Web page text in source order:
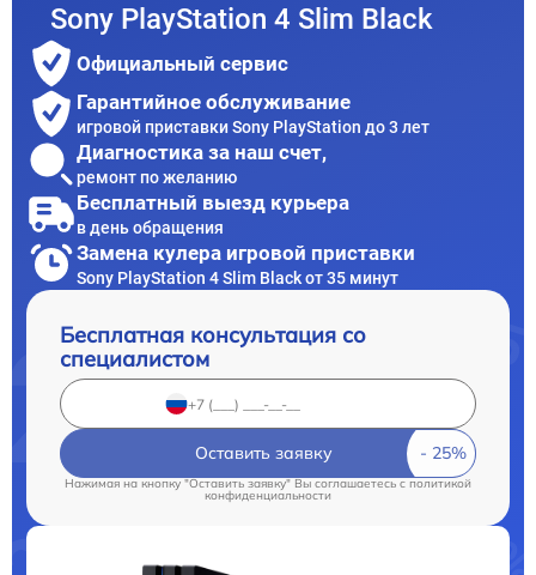
Sony PlayStation 4 Slim Black
Официальный сервис
Гарантийное обслуживание
игровой приставки Sony PlayStation до 3 лет
Диагностика за наш счет,
ремонт по желанию
Бесплатный выезд курьера
в день обращения
Замена кулера игровой приставки
Sony PlayStation 4 Slim Black от 35 минут
Бесплатная консультация со
специалистом
Оставить заявку
Нажимая на кнопку "Оставить заявку" Вы соглашаетесь cполитикой
конфиденциальности